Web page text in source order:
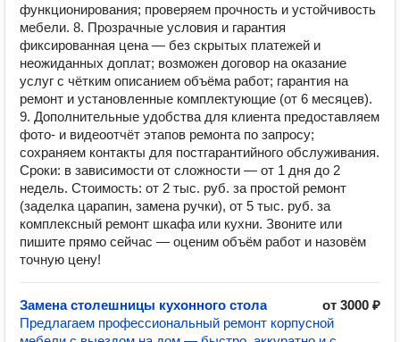
функционирования; проверяем прочность и устойчивость
мебели. 8. Прозрачные условия и гарантия
фиксированная цена — без скрытых платежей и
неожиданных доплат; возможен договор на оказание
услуг с чётким описанием объёма работ; гарантия на
ремонт и установленные комплектующие (от 6 месяцев).
9. Дополнительные удобства для клиента предоставляем
фото‑ и видеоотчёт этапов ремонта по запросу;
сохраняем контакты для постгарантийного обслуживания.
Сроки: в зависимости от сложности — от 1 дня до 2
недель. Стоимость: от 2 тыс. руб. за простой ремонт
(заделка царапин, замена ручки), от 5 тыс. руб. за
комплексный ремонт шкафа или кухни. Звоните или
пишите прямо сейчас — оценим объём работ и назовём
точную цену!
Замена столешницы кухонного стола
от 3000 ₽
Предлагаем профессиональный ремонт корпусной